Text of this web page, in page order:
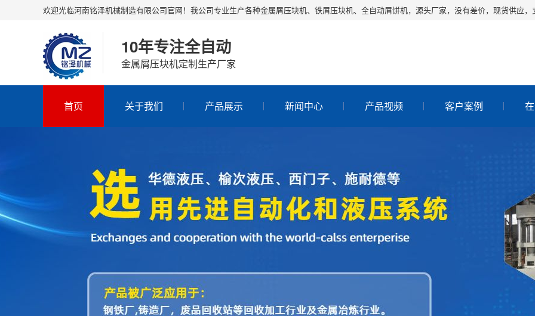
欢迎光临河南铭泽机械制造有限公司官网！我公司专业生产各种金属屑压块机、铁屑压块机、全自动屑饼机，源头厂家，没有差价，现货供应
10年专注全自动
金属屑压块机定制生产厂家
首页 关于我们 产品展示 新闻中心 产品视频 客户案例